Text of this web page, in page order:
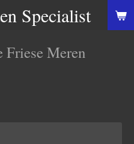
Specialist
Meren